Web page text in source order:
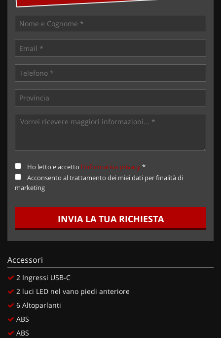
Ho letto e accetto l'informativa privacy*
Acconsento al trattamento dei miei dati per finalità di
marketing
INVIA LA TUA RICHIESTA
Accessori
2 Ingressi USB-C
2 luci LED nel vano piedi anteriore
6 Altoparlanti
ABS
ABS